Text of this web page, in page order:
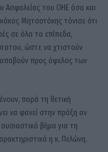
Ασφαλείας του ΟΗΕ όσο και
Μητσοτάκης τόνισε ότι
σε όλα τα επίπεδα,
ώστε να χτιστούν
προς όφελος των
παρά τη θετική
να φανεί στην πράξη αν
βήμα για τη
η κ. Πελώνη.